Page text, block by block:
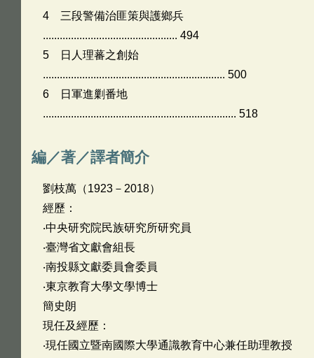
4 三段警備治匪策與護鄉兵
................................................ 494
5 日人理蕃之創始
................................................................. 500
6 日軍進剿番地
..................................................................... 518
編／著／譯者簡介
劉枝萬（1923－2018）
經歷：
‧中央研究院民族研究所研究員
‧臺灣省文獻會組長
‧南投縣文獻委員會委員
‧東京教育大學文學博士
簡史朗
現任及經歷：
‧現任國立暨南國際大學通識教育中心兼任助理教授